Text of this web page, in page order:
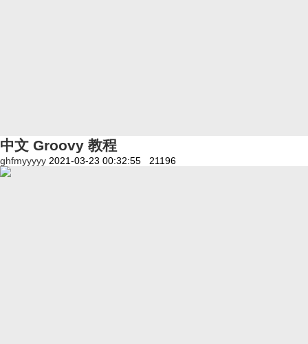
中文 Groovy 教程
ghfmyyyyy 2021-03-23 00:32:55 21196